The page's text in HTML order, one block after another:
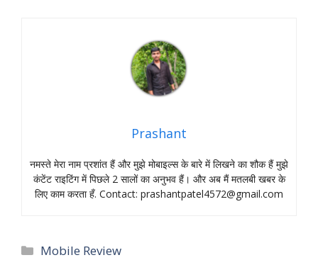
Prashant
नमस्‍ते मेरा नाम प्रशांत हैं और मुझे मोबाइल्‍स के बारे में लिखने का शौक हैं मुझे
कंटेंट राइटिंग में पिछले 2 सालों का अनुभव हैं। और अब मैं मतलबी खबर के
लिए काम करता हँ. Contact: prashantpatel4572@gmail.com
Categories
Mobile Review